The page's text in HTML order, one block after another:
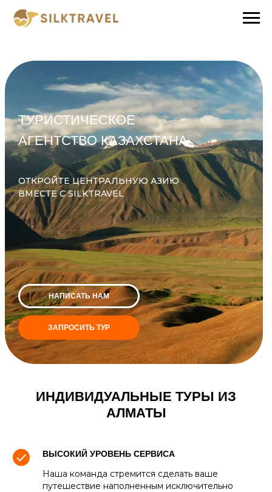
ТУРИСТИЧЕСКОЕ
АГЕНТСТВО КАЗАХСТАНА
ОТКРОЙТЕ ЦЕНТРАЛЬНУЮ АЗИЮ
ВМЕСТЕ С SILKTRAVEL
ЗАПРОСИТЬ ТУР
НАПИСАТЬ НАМ
ИНДИВИДУАЛЬНЫЕ ТУРЫ ИЗ
АЛМАТЫ
ВЫСОКИЙ УРОВЕНЬ СЕРВИСА
Наша команда стремится сделать ваше
путешествие наполненным исключительно